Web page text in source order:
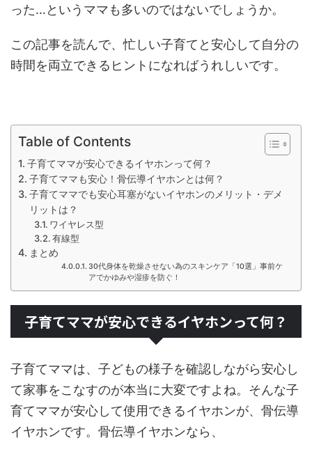
った…というママも多いのではないでしょうか。
この記事を読んで、忙しい子育てと安心して自分の
時間を両立できるヒントになればうれしいです。
Table of Contents
子育てママが安心できるイヤホンって何？
子育てママも安心！骨伝導イヤホンとは何？
子育てママでも安心耳塞がないイヤホンのメリット・デメ
リットは？
ワイヤレス型
有線型
まとめ
30代身体を乾燥させない為のスキンケア「10選」事前ケ
アでかゆみや湿疹を防ぐ！
子育てママが安心できるイヤホンって何？
子育てママは、子どもの様子を確認しながら安心し
て家事をこなすのが本当に大変ですよね。そんな子
育てママが安心して使用できるイヤホンが、骨伝導
イヤホンです。骨伝導イヤホンなら、